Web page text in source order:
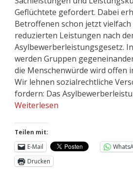
Geflüchtete gefordert. Dabei
Betroffenen schon jetzt vielfach
reduzierten Leistungen nach
Asylbewerberleistungsgesetz.
werden Gruppen
die Menschenwürde wird offen
Wir lehnen sozialrechtliche
fordern: Das
Weiterlesen
Teilen mit:
E-Mail
Drucken